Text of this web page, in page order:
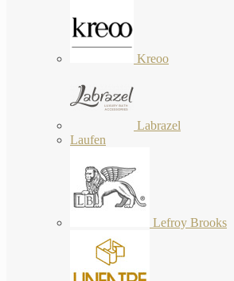
Kreoo
Labrazel
Laufen
Lefroy Brooks